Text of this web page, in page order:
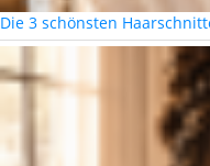
Die 3 schönsten